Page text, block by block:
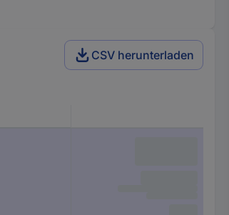
CSV herunterladen